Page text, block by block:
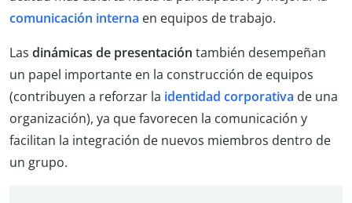
comunicación interna en equipos de trabajo.
Las dinámicas de presentación también desempeñan
un papel importante en la construcción de equipos
(contribuyen a reforzar la identidad corporativa de una
organización), ya que favorecen la comunicación y
facilitan la integración de nuevos miembros dentro de
un grupo.